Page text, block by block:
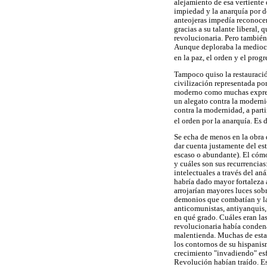
alejamiento de esa
impiedad y la anarquía por
anteojeras impedía
gracias a su talante liberal,
revolucionaria. Pero
Aunque deploraba la
en la paz, el orden y el
Tampoco quiso la
civilización representada
moderno como muchas
un alegato contra la
contra la modernidad, a
el orden por la anarquía. Es
Se echa de menos en la
dar cuenta justamente del
escaso o abundante). El
y cuáles son sus
intelectuales a través del
habría dado mayor fortaleza
arrojarían mayores luces
demonios que combatían y
anticomunistas,
en qué grado. Cuáles eran
revolucionaria había
malentienda. Muchas de
los contornos de su
crecimiento "invadiendo"
Revolución habían traído.